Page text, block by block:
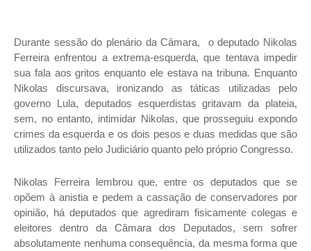
Durante sessão do plenário da Câmara, o deputado Nikolas
Ferreira enfrentou a extrema-esquerda, que tentava impedir
sua fala aos gritos enquanto ele estava na tribuna. Enquanto
Nikolas discursava, ironizando as táticas utilizadas pelo
governo Lula, deputados esquerdistas gritavam da plateia,
sem, no entanto, intimidar Nikolas, que prosseguiu expondo
crimes da esquerda e os dois pesos e duas medidas que são
utilizados tanto pelo Judiciário quanto pelo próprio Congresso.
Nikolas Ferreira lembrou que, entre os deputados que se
opõem à anistia e pedem a cassação de conservadores por
opinião, há deputados que agrediram fisicamente colegas e
eleitores dentro da Câmara dos Deputados, sem sofrer
absolutamente nenhuma consequência, da mesma forma que